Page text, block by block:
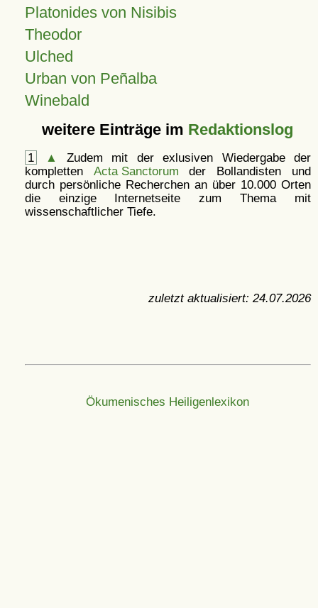
Platonides von Nisibis
Theodor
Ulched
Urban von Peñalba
Winebald
weitere Einträge im Redaktionslog
1 ▲
Zudem mit der exlusiven Wiedergabe der
kompletten Acta Sanctorum der Bollandisten und
durch persönliche Recherchen an über 10.000 Orten
die einzige Internetseite zum Thema mit
wissenschaftlicher Tiefe.
zuletzt aktualisiert: 24.07.2026
Ökumenisches Heiligenlexikon